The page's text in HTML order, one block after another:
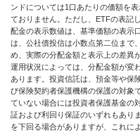
ンドについては1口あたりの価額を
ておりません。ただし、ETFの表記
配金の表示数値は、基準価額の表示
は、公社債投信は小数点第二位まで
め、実際の分配金額と表示上の差異
運用状況によっては、分配金額が変
あります。投資信託は、預金等や保
び保険契約者保護機構の保護の対象
ていない場合には投資者保護基金の
証および利回り保証のいずれもあり
を下回る場合がありますが、これに